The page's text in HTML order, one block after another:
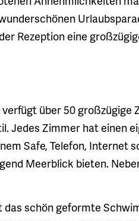
Rezeption eine
über 50 großzügige
Jedes Zimmer hat einen
Safe, Telefon, Internet
Meerblick bieten.
schön geformte